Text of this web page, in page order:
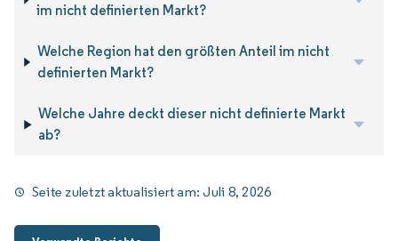
im nicht definierten Markt?
Welche Region hat den größten Anteil im nicht
definierten Markt?
Welche Jahre deckt dieser nicht definierte Markt
ab?
Seite zuletzt aktualisiert am:Juli 8, 2026